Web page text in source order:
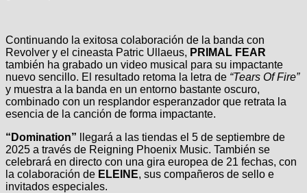
Continuando la exitosa colaboración de la banda con
Revolver y el cineasta Patric Ullaeus, PRIMAL FEAR
también ha grabado un video musical para su impactante
nuevo sencillo. El resultado retoma la letra de “Tears Of Fire”
y muestra a la banda en un entorno bastante oscuro,
combinado con un resplandor esperanzador que retrata la
esencia de la canción de forma impactante.
“Domination”
llegará a las tiendas el 5 de septiembre de
2025 a través de Reigning Phoenix Music. También se
celebrará en directo con una gira europea de 21 fechas, con
la colaboración de ELEINE, sus compañeros de sello e
invitados especiales.